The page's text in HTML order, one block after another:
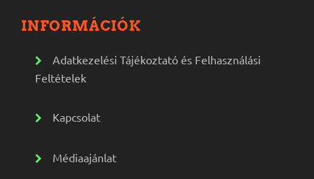
INFORMÁCIÓK
Adatkezelési Tájékoztató és Felhasználási
Feltételek
Kapcsolat
Médiaajánlat